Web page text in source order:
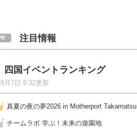
注目情報
四国イベントランキング
8月7日 9:32更新
真夏の夜の夢2026 in Motherport Takamatsu
チームラボ 学ぶ！未来の遊園地